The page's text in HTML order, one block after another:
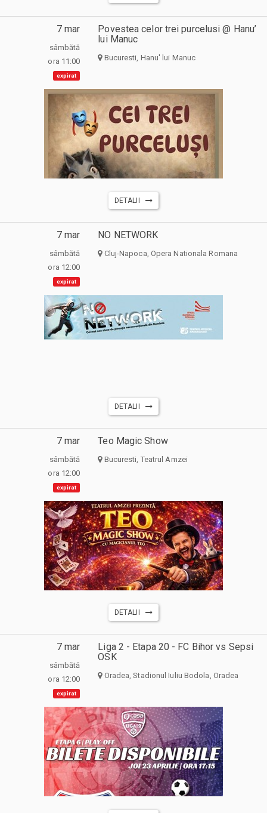
7 mar
sâmbătă
ora 11:00
expirat
Povestea celor trei purcelusi @ Hanu’
lui Manuc
Bucuresti, Hanu' lui Manuc
DETALII
7 mar
sâmbătă
ora 12:00
expirat
NO NETWORK
Cluj-Napoca, Opera Nationala Romana
DETALII
7 mar
sâmbătă
ora 12:00
expirat
Teo Magic Show
Bucuresti, Teatrul Amzei
DETALII
7 mar
sâmbătă
ora 12:00
expirat
Liga 2 - Etapa 20 - FC Bihor vs Sepsi
OSK
Oradea, Stadionul Iuliu Bodola, Oradea